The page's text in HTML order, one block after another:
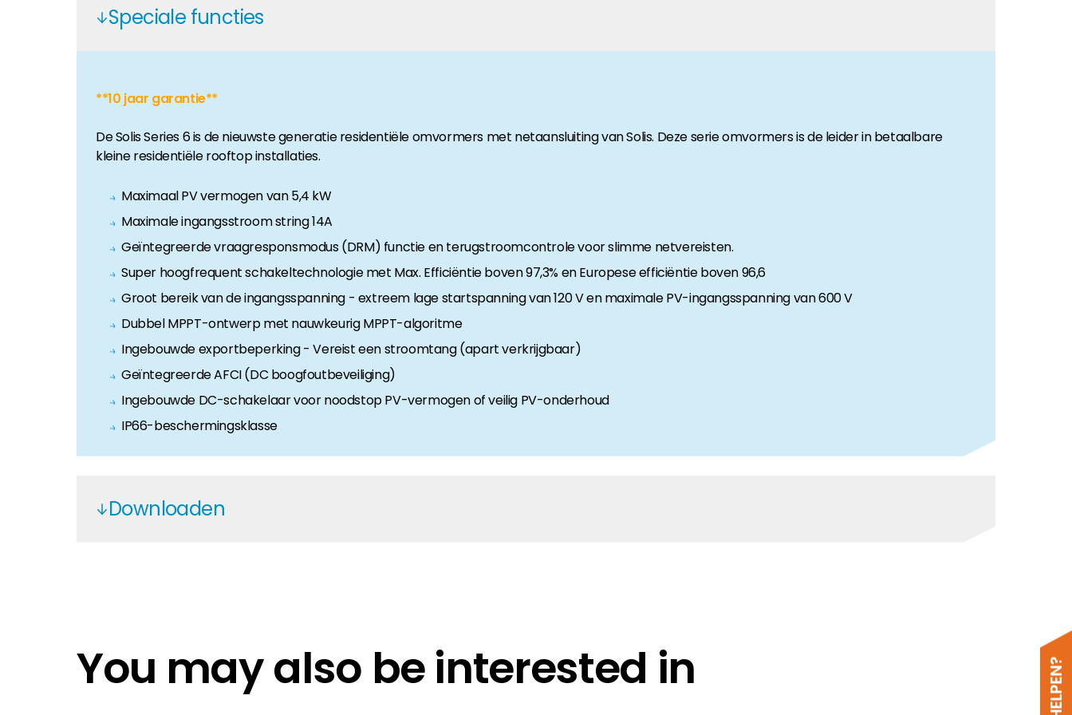
HuiseigenaarSpeciale functies
**10 jaar garantie**
De Solis Series 6 is de nieuwste generatie residentiële omvormers met netaansluiting van Solis. Deze serie omvormers is de leider in betaalbare
kleine residentiële rooftop installaties.
Maximaal PV vermogen van 5,4 kW
Maximale ingangsstroom string 14A
Geïntegreerde vraagresponsmodus (DRM) functie en terugstroomcontrole voor slimme netvereisten.
Super hoogfrequent schakeltechnologie met Max. Efficiëntie boven 97,3% en Europese efficiëntie boven 96,6
Groot bereik van de ingangsspanning - extreem lage startspanning van 120 V en maximale PV-ingangsspanning van 600 V
Dubbel MPPT-ontwerp met nauwkeurig MPPT-algoritme
Ingebouwde exportbeperking - Vereist een stroomtang (apart verkrijgbaar)
Geïntegreerde AFCI (DC boogfoutbeveiliging)
Ingebouwde DC-schakelaar voor noodstop PV-vermogen of veilig PV-onderhoud
IP66-beschermingsklasse
Downloaden
Solis_certificate_EN50549-1 Europe
Solis_certificate_C10-11_1 Belgium
You may also be interested in